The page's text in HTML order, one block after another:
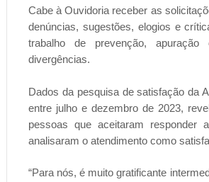
Cabe à Ouvidoria receber as
denúncias, sugestões, elogios e
trabalho de prevenção,
divergências.
Dados da pesquisa de satisfação da
entre julho e dezembro de 2023,
pessoas que aceitaram responder
analisaram o atendimento como
“Para nós, é muito gratificante